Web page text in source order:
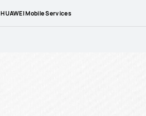
HUAWEI Mobile Services